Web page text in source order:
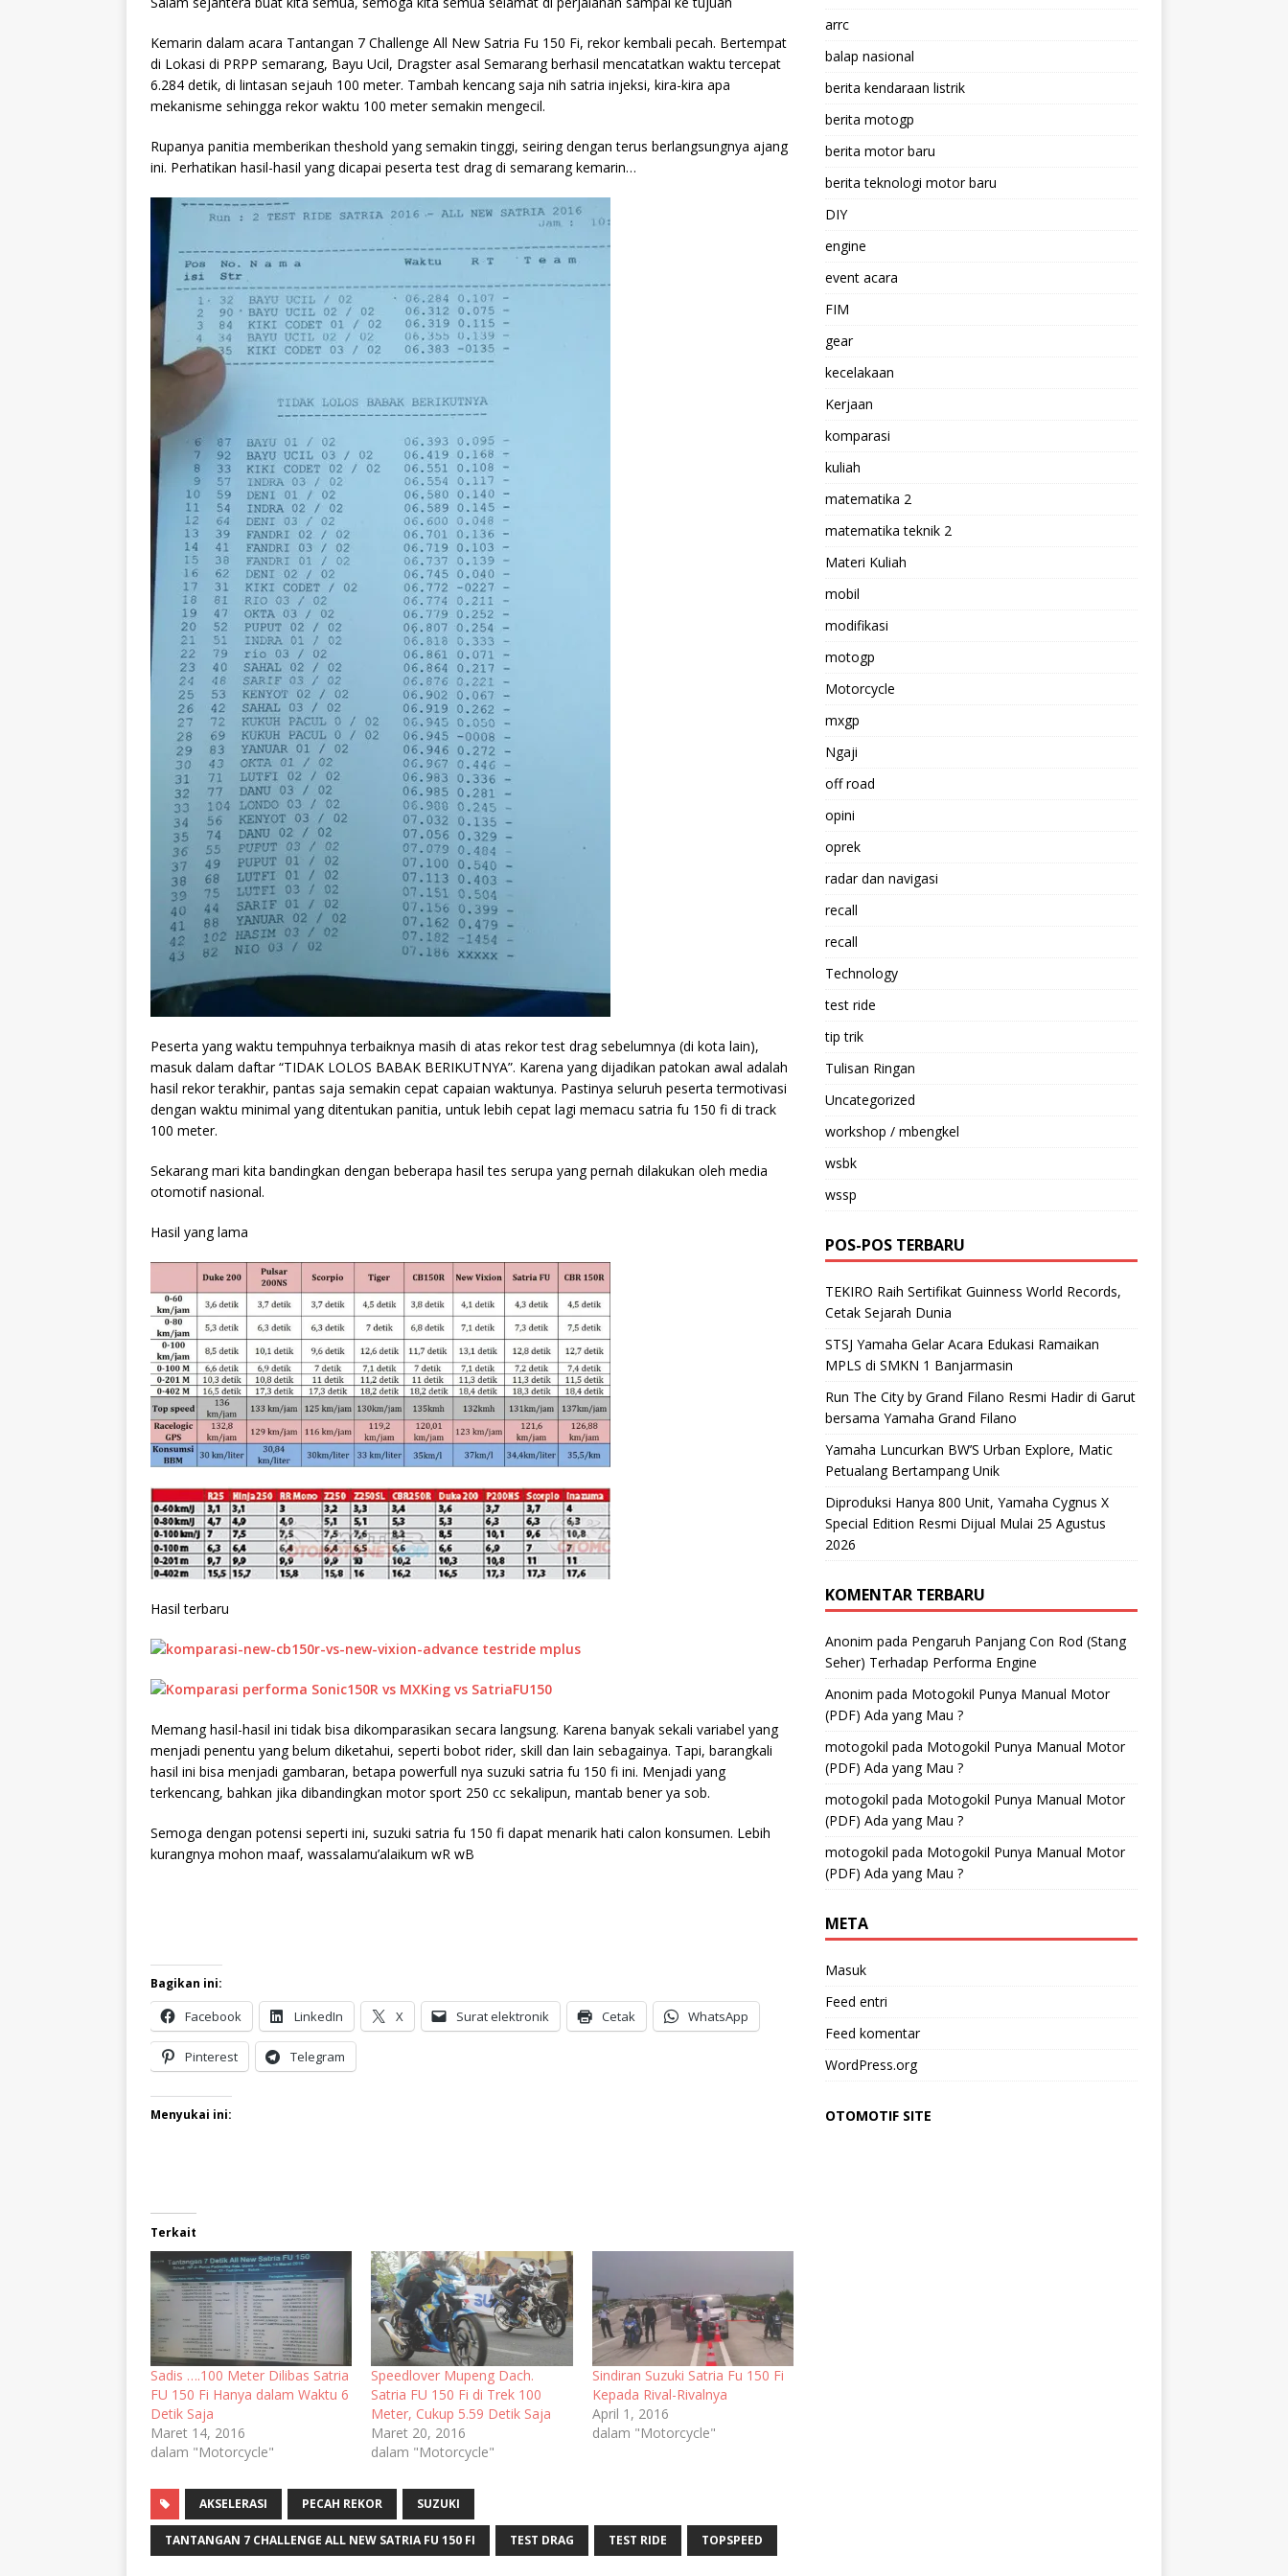
Kemarin dalam acara Tantangan 7 Challenge All New Satria Fu 150 Fi, rekor kembali pecah. Bertempat
di Lokasi di PRPP semarang, Bayu Ucil, Dragster asal Semarang berhasil mencatatkan waktu tercepat
6.284 detik, di lintasan sejauh 100 meter. Tambah kencang saja nih satria injeksi, kira-kira apa
mekanisme sehingga rekor waktu 100 meter semakin mengecil.
Rupanya panitia memberikan theshold yang semakin tinggi, seiring dengan terus berlangsungnya ajang
ini. Perhatikan hasil-hasil yang dicapai peserta test drag di semarang kemarin…
Peserta yang waktu tempuhnya terbaiknya masih di atas rekor test drag sebelumnya (di kota lain),
masuk dalam daftar “TIDAK LOLOS BABAK BERIKUTNYA”. Karena yang dijadikan patokan awal adalah
hasil rekor terakhir, pantas saja semakin cepat capaian waktunya. Pastinya seluruh peserta termotivasi
dengan waktu minimal yang ditentukan panitia, untuk lebih cepat lagi memacu satria fu 150 fi di track
100 meter.
Sekarang mari kita bandingkan dengan beberapa hasil tes serupa yang pernah dilakukan oleh media
otomotif nasional.
Hasil yang lama
Hasil terbaru
Memang hasil-hasil ini tidak bisa dikomparasikan secara langsung. Karena banyak sekali variabel yang
menjadi penentu yang belum diketahui, seperti bobot rider, skill dan lain sebagainya. Tapi, barangkali
hasil ini bisa menjadi gambaran, betapa powerfull nya suzuki satria fu 150 fi ini. Menjadi yang
terkencang, bahkan jika dibandingkan motor sport 250 cc sekalipun, mantab bener ya sob.
Semoga dengan potensi seperti ini, suzuki satria fu 150 fi dapat menarik hati calon konsumen. Lebih
kurangnya mohon maaf, wassalamu’alaikum wR wB
Bagikan ini:
Facebook LinkedIn X Surat elektronik Cetak WhatsApp
Pinterest Telegram
Menyukai ini:
Terkait
Sadis ….100 Meter Dilibas Satria
FU 150 Fi Hanya dalam Waktu 6
Detik Saja
Maret 14, 2016
dalam "Motorcycle"
Speedlover Mupeng Dach.
Satria FU 150 Fi di Trek 100
Meter, Cukup 5.59 Detik Saja
Maret 20, 2016
dalam "Motorcycle"
Sindiran Suzuki Satria Fu 150 Fi
Kepada Rival-Rivalnya
April 1, 2016
dalam "Motorcycle"
AKSELERASI PECAH REKOR SUZUKI
TANTANGAN 7 CHALLENGE ALL NEW SATRIA FU 150 FI TEST DRAG TEST RIDE TOPSPEED
arrc
balap nasional
berita kendaraan listrik
berita motogp
berita motor baru
berita teknologi motor baru
DIY
engine
event acara
FIM
gear
kecelakaan
Kerjaan
komparasi
kuliah
matematika 2
matematika teknik 2
Materi Kuliah
mobil
modifikasi
motogp
Motorcycle
mxgp
Ngaji
off road
opini
oprek
radar dan navigasi
recall
recall
Technology
test ride
tip trik
Tulisan Ringan
Uncategorized
workshop / mbengkel
wsbk
wssp
POS-POS TERBARU
TEKIRO Raih Sertifikat Guinness World Records,
Cetak Sejarah Dunia
STSJ Yamaha Gelar Acara Edukasi Ramaikan
MPLS di SMKN 1 Banjarmasin
Run The City by Grand Filano Resmi Hadir di Garut
bersama Yamaha Grand Filano
Yamaha Luncurkan BW’S Urban Explore, Matic
Petualang Bertampang Unik
Diproduksi Hanya 800 Unit, Yamaha Cygnus X
Special Edition Resmi Dijual Mulai 25 Agustus
2026
KOMENTAR TERBARU
Anonim pada Pengaruh Panjang Con Rod (Stang
Seher) Terhadap Performa Engine
Anonim pada Motogokil Punya Manual Motor
(PDF) Ada yang Mau ?
motogokil pada Motogokil Punya Manual Motor
(PDF) Ada yang Mau ?
motogokil pada Motogokil Punya Manual Motor
(PDF) Ada yang Mau ?
motogokil pada Motogokil Punya Manual Motor
(PDF) Ada yang Mau ?
META
Masuk
Feed entri
Feed komentar
WordPress.org
OTOMOTIF SITE